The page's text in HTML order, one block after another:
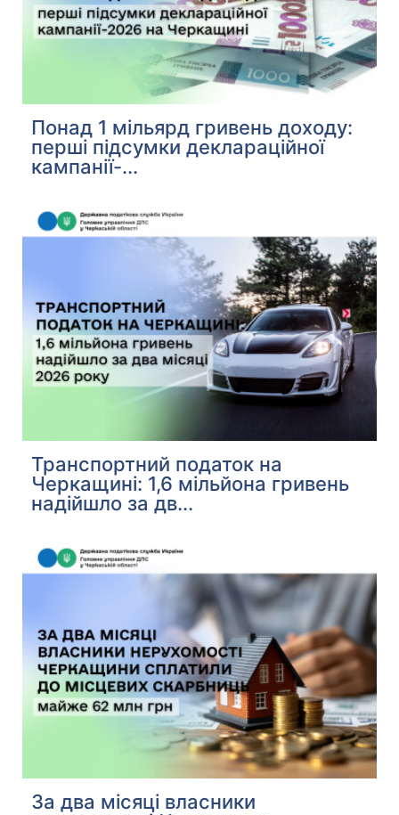
Понад 1 мільярд гривень доходу:
перші підсумки деклараційної
кампанії-...
Транспортний податок на
Черкащині: 1,6 мільйона гривень
надійшло за дв...
За два місяці власники